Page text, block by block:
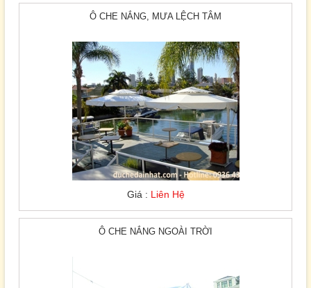
Ô CHE NẮNG, MƯA LỆCH TÂM
Giá : Liên Hệ
Ô CHE NẮNG NGOÀI TRỜI